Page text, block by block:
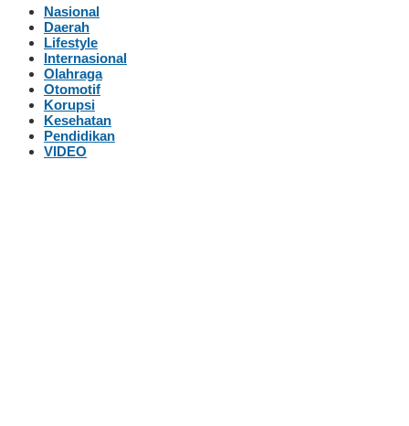
Nasional
Daerah
Lifestyle
Internasional
Olahraga
Otomotif
Korupsi
Kesehatan
Pendidikan
VIDEO